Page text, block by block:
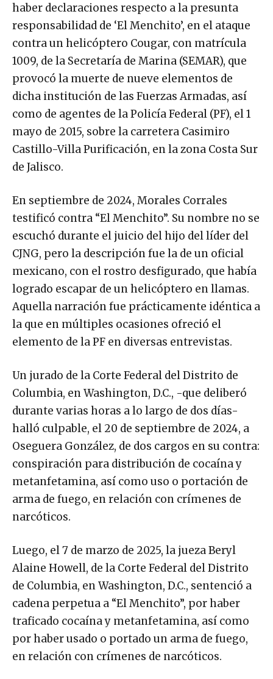
haber declaraciones respecto a la presunta
responsabilidad de ‘El Menchito’, en el ataque
contra un helicóptero Cougar, con matrícula
1009, de la Secretaría de Marina (SEMAR), que
provocó la muerte de nueve elementos de
dicha institución de las Fuerzas Armadas, así
como de agentes de la Policía Federal (PF), el 1
mayo de 2015, sobre la carretera Casimiro
Castillo-Villa Purificación, en la zona Costa Sur
de Jalisco.
En septiembre de 2024, Morales Corrales
testificó contra “El Menchito”. Su nombre no se
escuchó durante el juicio del hijo del líder del
CJNG, pero la descripción fue la de un oficial
mexicano, con el rostro desfigurado, que había
logrado escapar de un helicóptero en llamas.
Aquella narración fue prácticamente idéntica a
la que en múltiples ocasiones ofreció el
elemento de la PF en diversas entrevistas.
Un jurado de la Corte Federal del Distrito de
Columbia, en Washington, D.C., -que deliberó
durante varias horas a lo largo de dos días-
halló culpable, el 20 de septiembre de 2024, a
Oseguera González, de dos cargos en su contra:
conspiración para distribución de cocaína y
metanfetamina, así como uso o portación de
arma de fuego, en relación con crímenes de
narcóticos.
Luego, el 7 de marzo de 2025, la jueza Beryl
Alaine Howell, de la Corte Federal del Distrito
de Columbia, en Washington, D.C., sentenció a
cadena perpetua a “El Menchito”, por haber
traficado cocaína y metanfetamina, así como
por haber usado o portado un arma de fuego,
en relación con crímenes de narcóticos.